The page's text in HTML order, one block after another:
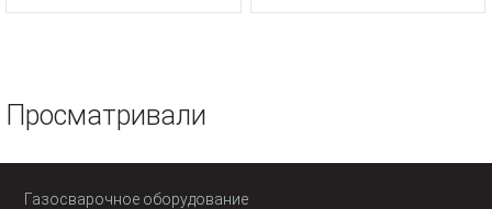
Просматривали
Газосварочное оборудование